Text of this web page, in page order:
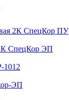
2К СпецКор ПУ
СпецКор ЭП
1012
ЭП